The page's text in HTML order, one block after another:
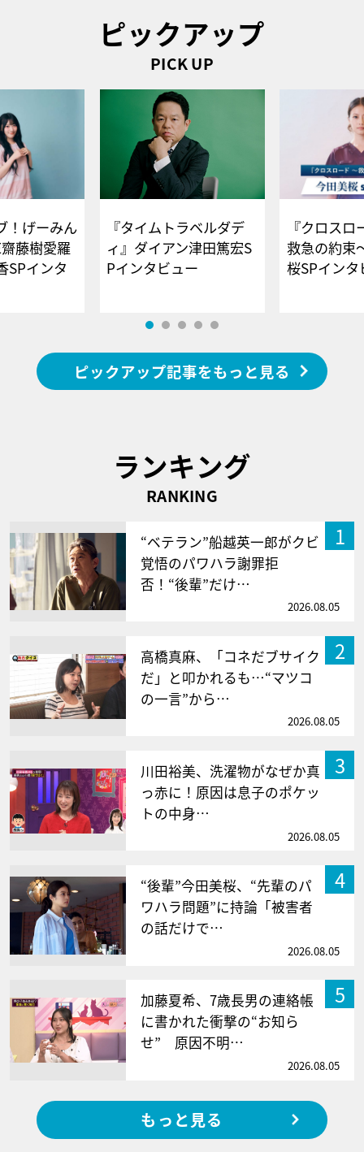
ピックアップ
PICK UP
！げーみん
藤樹愛羅
SPインタ
『タイムトラベルダデ
ィ』ダイアン津田篤宏S
Pインタビュー
『クロス
救急の約束
桜SPイ
ピックアップ記事をもっと見る
ランキング
RANKING
1
“ベテラン”船越英一郎がクビ
覚悟のパワハラ謝罪拒
否！“後輩”だけ…
2026.08.05
2
高橋真麻、「コネだブサイク
だ」と叩かれるも…“マツコ
の一言”から…
2026.08.05
3
川田裕美、洗濯物がなぜか真
っ赤に！原因は息子のポケッ
トの中身…
2026.08.05
4
“後輩”今田美桜、“先輩のパ
ワハラ問題”に持論「被害者
の話だけで…
2026.08.05
5
加藤夏希、7歳長男の連絡帳
に書かれた衝撃の“お知ら
せ” 原因不明…
2026.08.05
もっと見る